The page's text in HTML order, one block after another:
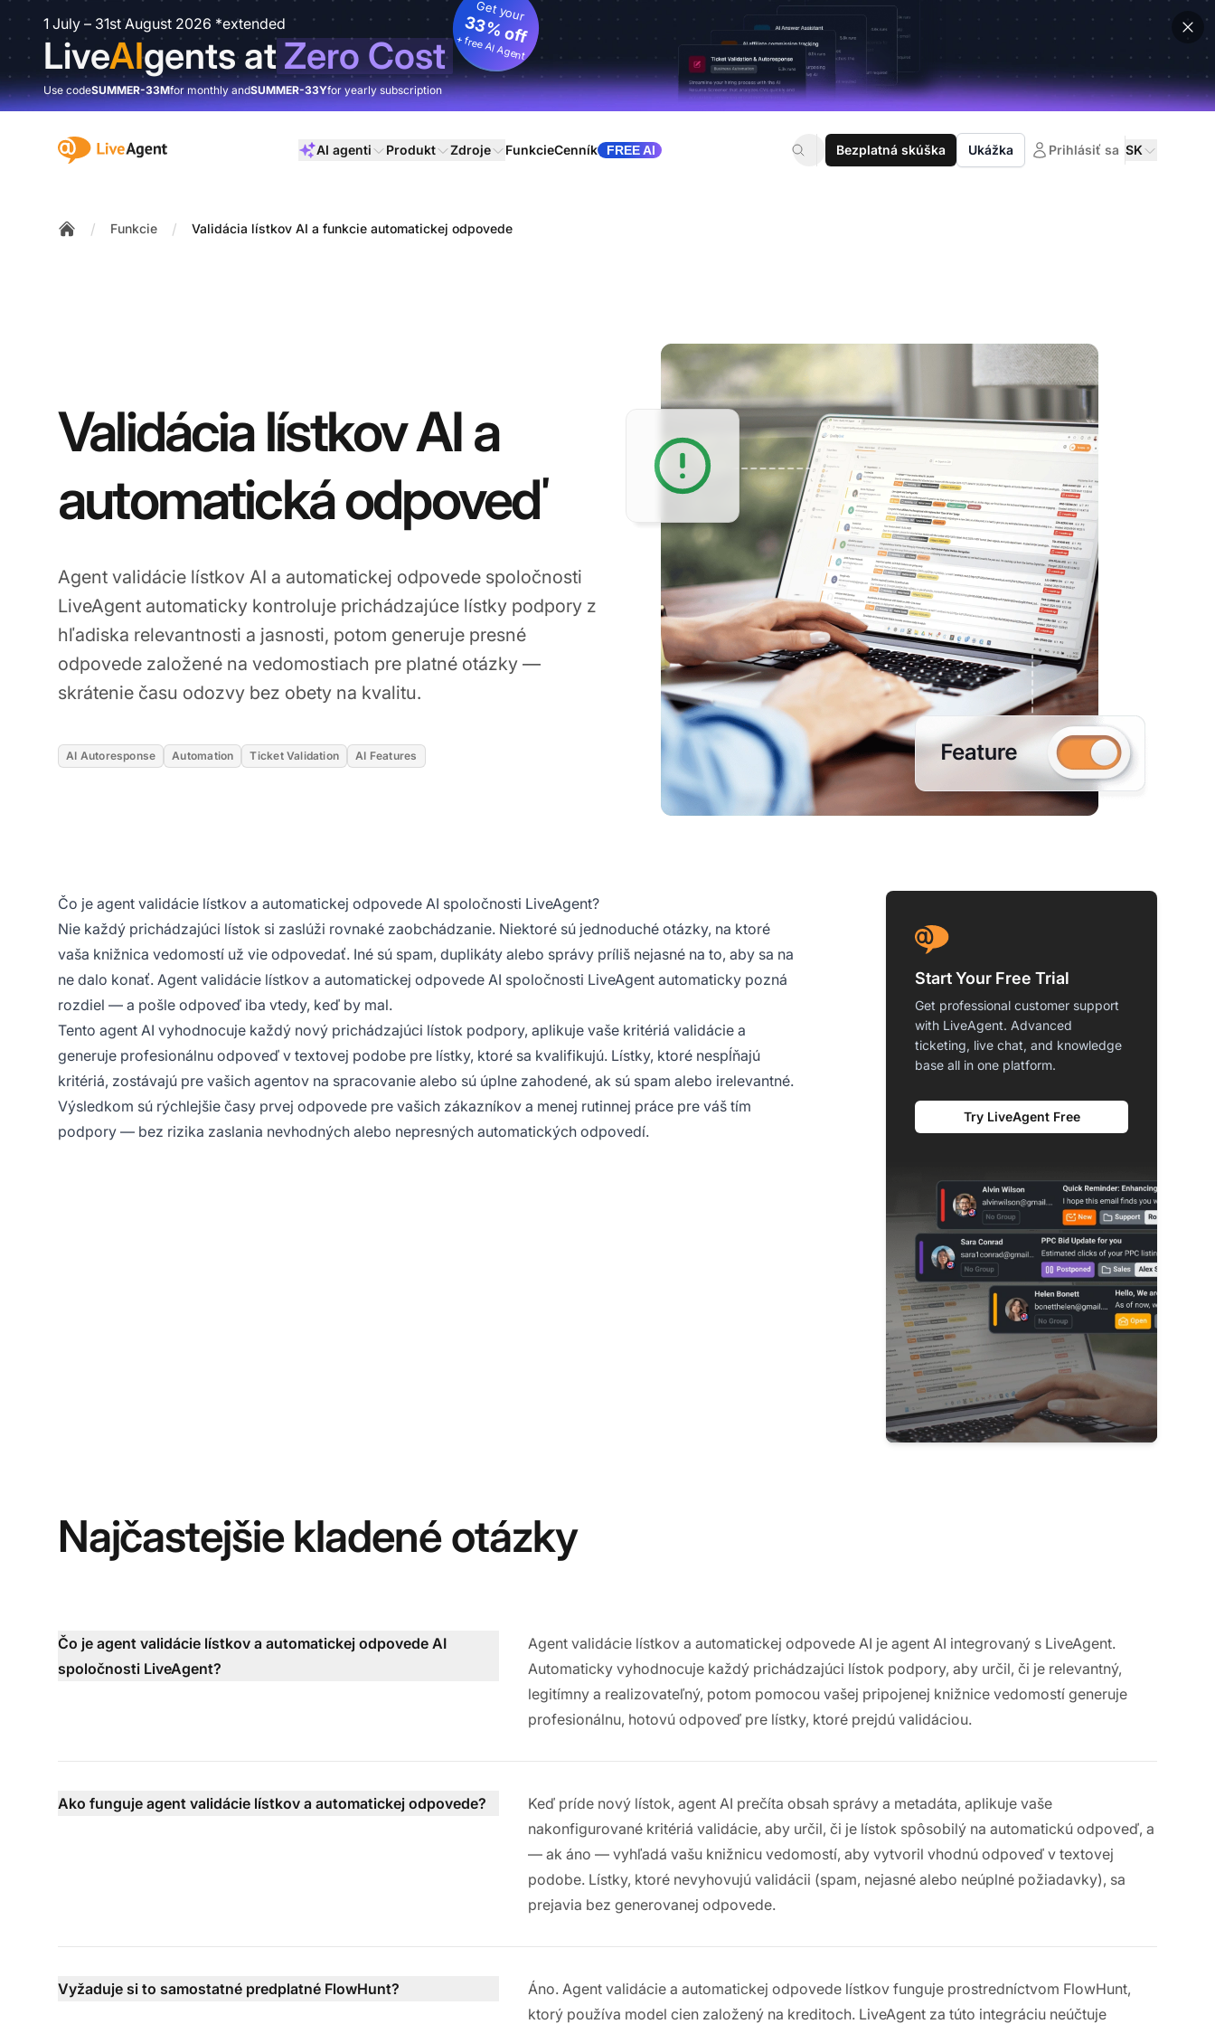
1 July – 31st August 2026 *extended
LiveAIgents atZero Cost
Get your
33% off
+ free AI Agent
Use codeSUMMER-33Mfor monthly andSUMMER-33Yfor yearly subscription
:site.title AI agenti Produkt Zdroje FunkcieCenník FREE AI Bezplatná skúška Ukážka Prihlásiť sa SK
/ Funkcie / Validácia lístkov AI a funkcie automatickej odpovede
Validácia lístkov AI a
automatická odpoveď
Agent validácie lístkov AI a automatickej odpovede spoločnosti
LiveAgent automaticky kontroluje prichádzajúce lístky podpory z
hľadiska relevantnosti a jasnosti, potom generuje presné
odpovede založené na vedomostiach pre platné otázky —
skrátenie času odozvy bez obety na kvalitu.
AI Autoresponse Automation Ticket Validation AI Features
Čo je agent validácie lístkov a automatickej odpovede AI spoločnosti LiveAgent?
Nie každý prichádzajúci lístok si zaslúži rovnaké zaobchádzanie. Niektoré sú jednoduché otázky, na ktoré
vaša knižnica vedomostí už vie odpovedať. Iné sú spam, duplikáty alebo správy príliš nejasné na to, aby sa na
ne dalo konať. Agent validácie lístkov a automatickej odpovede AI spoločnosti LiveAgent automaticky pozná
rozdiel — a pošle odpoveď iba vtedy, keď by mal.
Tento agent AI vyhodnocuje každý nový prichádzajúci lístok podpory, aplikuje vaše kritériá validácie a
generuje profesionálnu odpoveď v textovej podobe pre lístky, ktoré sa kvalifikujú. Lístky, ktoré nespĺňajú
kritériá, zostávajú pre vašich agentov na spracovanie alebo sú úplne zahodené, ak sú spam alebo irelevantné.
Výsledkom sú rýchlejšie časy prvej odpovede pre vašich zákazníkov a menej rutinnej práce pre váš tím
podpory — bez rizika zaslania nevhodných alebo nepresných automatických odpovedí.
Start Your Free Trial
Get professional customer support
with LiveAgent. Advanced
ticketing, live chat, and knowledge
base all in one platform.
Try LiveAgent Free
Najčastejšie kladené otázky
Čo je agent validácie lístkov a automatickej odpovede AI
spoločnosti LiveAgent?
Agent validácie lístkov a automatickej odpovede AI je agent AI integrovaný s LiveAgent.
Automaticky vyhodnocuje každý prichádzajúci lístok podpory, aby určil, či je relevantný,
legitímny a realizovateľný, potom pomocou vašej pripojenej knižnice vedomostí generuje
profesionálnu, hotovú odpoveď pre lístky, ktoré prejdú validáciou.
Ako funguje agent validácie lístkov a automatickej odpovede?
Keď príde nový lístok, agent AI prečíta obsah správy a metadáta, aplikuje vaše
nakonfigurované kritériá validácie, aby určil, či je lístok spôsobilý na automatickú odpoveď, a
— ak áno — vyhľadá vašu knižnicu vedomostí, aby vytvoril vhodnú odpoveď v textovej
podobe. Lístky, ktoré nevyhovujú validácii (spam, nejasné alebo neúplné požiadavky), sa
prejavia bez generovanej odpovede.
Vyžaduje si to samostatné predplatné FlowHunt?
Áno. Agent validácie a automatickej odpovede lístkov funguje prostredníctvom FlowHunt,
ktorý používa model cien založený na kreditoch. LiveAgent za túto integráciu neúčtuje